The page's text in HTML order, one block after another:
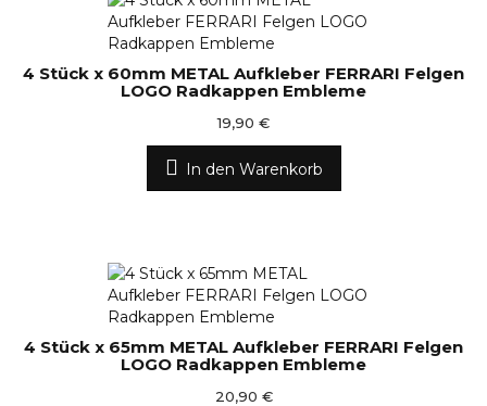
4 Stück x 60mm METAL Aufkleber FERRARI Felgen
LOGO Radkappen Embleme
19,90 €
In den Warenkorb
4 Stück x 65mm METAL Aufkleber FERRARI Felgen
LOGO Radkappen Embleme
20,90 €